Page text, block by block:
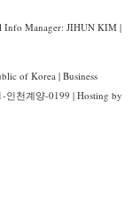
Info Manager: JIHUN KIM |
of Korea | Business
인천계양-0199 | Hosting by